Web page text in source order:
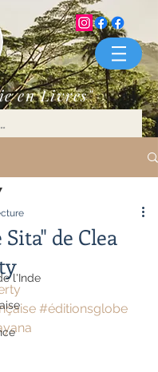
en Livres"
l'Inde
de Clea
#éditionsglobe